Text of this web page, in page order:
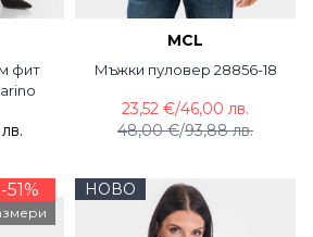
фит
MCL
Мъжки пуловер 28856-18
48,00 €/93,88 лв.
23,52 €/46,00 лв.
-51% НОВО